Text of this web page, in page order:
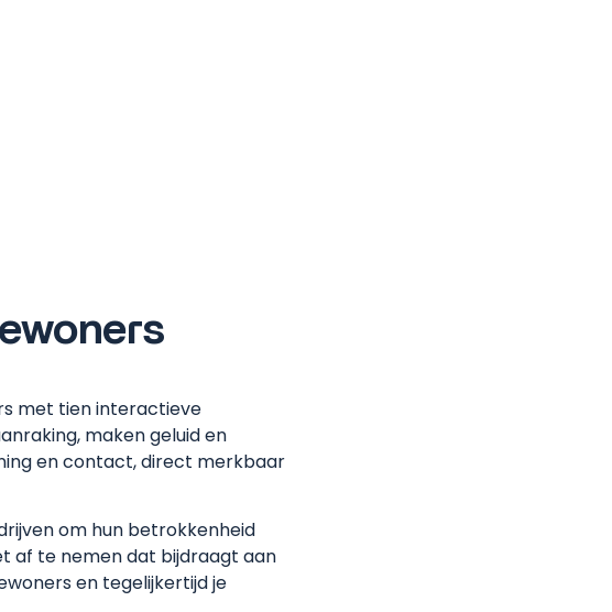
met tien interactieve
maken geluid en
en contact, direct merkbaar
om hun betrokkenheid
af te nemen dat bijdraagt aan
en tegelijkertijd je